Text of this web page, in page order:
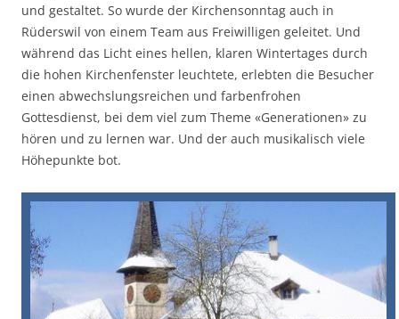
und gestaltet. So wurde der Kirchensonntag auch in
Rüderswil von einem Team aus Freiwilligen geleitet. Und
während das Licht eines hellen, klaren Wintertages durch
die hohen Kirchenfenster leuchtete, erlebten die Besucher
einen abwechslungsreichen und farbenfrohen
Gottesdienst, bei dem viel zum Theme «Generationen» zu
hören und zu lernen war. Und der auch musikalisch viele
Höhepunkte bot.